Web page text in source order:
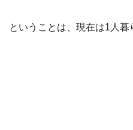
ということは、現在は1人暮